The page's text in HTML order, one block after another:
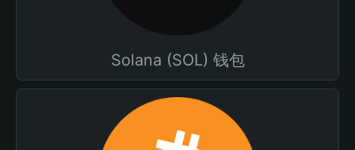
Solana (SOL) 钱包